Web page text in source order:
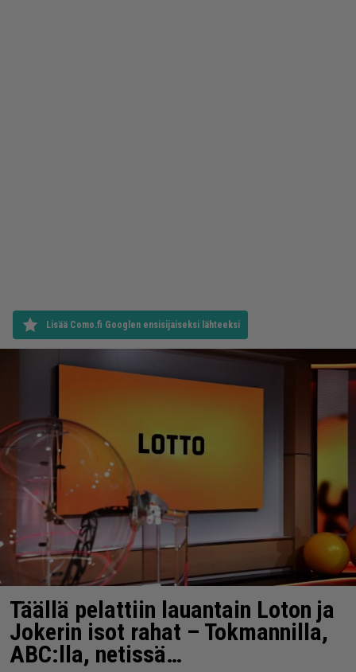
Lisää Como.fi Googlen ensisijaiseksi lähteeksi
Täällä pelattiin lauantain Loton ja
Jokerin isot rahat – Tokmannilla,
ABC:lla, netissä…